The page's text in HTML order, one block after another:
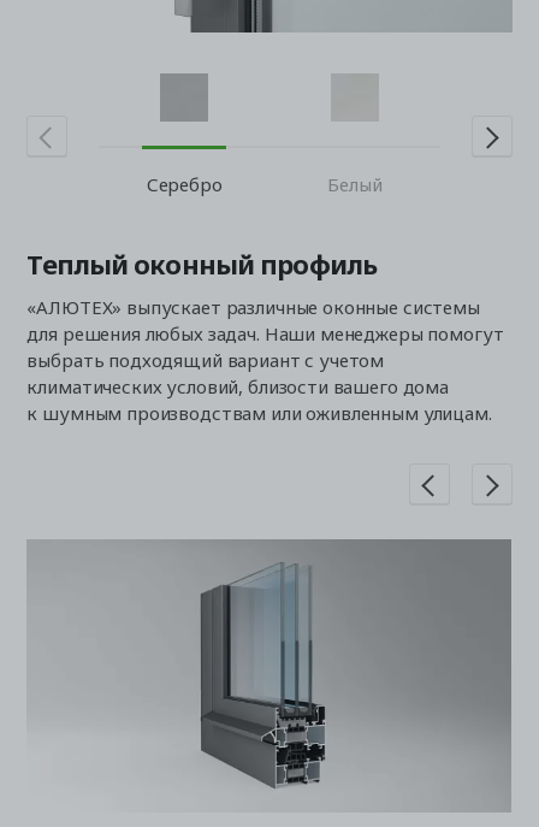
Серебро Белый
Теплый оконный профиль
«АЛЮТЕХ» выпускает различные оконные системы
для решения любых задач. Наши менеджеры помогут
выбрать подходящий вариант с учетом
климатических условий, близости вашего дома
к шумным производствам или оживленным улицам.